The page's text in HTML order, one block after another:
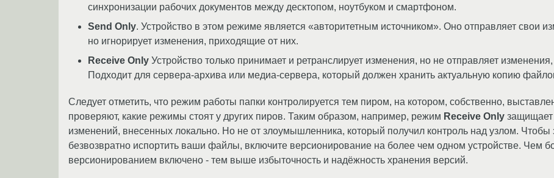
синхронизации рабочих документов между десктопом, ноутбуком и смартфоном.
Send Only. Устройство в этом режиме является «авторитетным источником». Оно отправляет свои
но игнорирует изменения, приходящие от них.
Receive Only Устройство только принимает и ретранслирует изменения, но не отправляет
Подходит для сервера-архива или медиа-сервера, который должен хранить актуальную копию
Следует отметить, что режим работы папки контролируется тем пиром, на котором, собственно,
проверяют, какие режимы стоят у других пиров. Таким образом, например, режим Receive Only защищает
изменений, внесенных локально. Но не от злоумышленника, который получил контроль над узлом.
безвозвратно испортить ваши файлы, включите версионирование на более чем одном устройстве. Чем
версионированием включено - тем выше избыточность и надёжность хранения версий.